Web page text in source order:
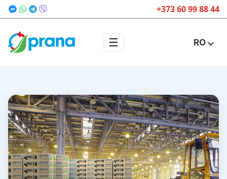
+373 60 99 88 44
☰ RO